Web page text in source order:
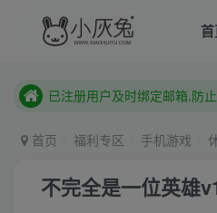
本站已开启QQ微信快速登录
本站已开启QQ微信快速登录
首页 福利专区 手机游戏
不完全是一位英雄